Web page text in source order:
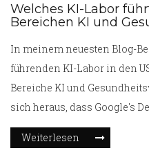
Welches KI-Labor
Bereichen KI und
In meinem neuesten Blog-
führenden KI-Labor in den
Bereiche KI und
sich heraus, dass Google's
steht. Sie nutzen Künstliche
Prognosen und Analysen in
Weiterlesen